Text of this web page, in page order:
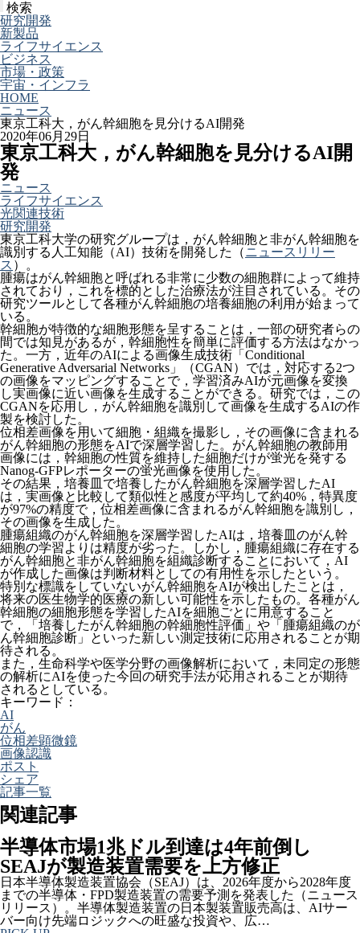
検索
研究開発
新製品
ライフサイエンス
ビジネス
市場・政策
宇宙・インフラ
HOME
ニュース
東京工科大，がん幹細胞を見分けるAI開発
2020年06月29日
東京工科大，がん幹細胞を見分けるAI開
発
ニュース
ライフサイエンス
光関連技術
研究開発
東京工科大学の研究グループは，がん幹細胞と非がん幹細胞を
識別する人工知能（AI）技術を開発した（ニュースリリー
ス ）。
腫瘍はがん幹細胞と呼ばれる非常に少数の細胞群によって維持
されており，これを標的とした治療法が注目されている。その
研究ツールとして各種がん幹細胞の培養細胞の利用が始まって
いる。
幹細胞が特徴的な細胞形態を呈することは，一部の研究者らの
間では知見があるが，幹細胞性を簡単に評価する方法はなかっ
た。一方，近年のAIによる画像生成技術「Conditional
Generative Adversarial Networks」（CGAN）では，対応する2つ
の画像をマッピングすることで，学習済みAIが元画像を変換
し実画像に近い画像を生成することができる。研究では，この
CGANを応用し，がん幹細胞を識別して画像を生成するAIの作
製を検討した。
位相差画像を用いて細胞・組織を撮影し，その画像に含まれる
がん幹細胞の形態をAIで深層学習した。がん幹細胞の教師用
画像には，幹細胞の性質を維持した細胞だけが蛍光を発する
Nanog-GFPレポーターの蛍光画像を使用した。
その結果，培養皿で培養したがん幹細胞を深層学習したAI
は，実画像と比較して類似性と感度が平均して約40%，特異度
が97%の精度で，位相差画像に含まれるがん幹細胞を識別し，
その画像を生成した。
腫瘍組織のがん幹細胞を深層学習したAIは，培養皿のがん幹
細胞の学習よりは精度が劣った。しかし，腫瘍組織に存在する
がん幹細胞と非がん幹細胞を組織診断することにおいて，AI
が作成した画像は判断材料としての有用性を示したという。
特別な標識をしていないがん幹細胞をAIが検出したことは，
将来の医生物学的医療の新しい可能性を示したもの。各種がん
幹細胞の細胞形態を学習したAIを細胞ごとに用意すること
で，「培養したがん幹細胞の幹細胞性評価」や「腫瘍組織のが
ん幹細胞診断」といった新しい測定技術に応用されることが期
待される。
また，生命科学や医学分野の画像解析において，未同定の形態
の解析にAIを使った今回の研究手法が応用されることが期待
されるとしている。
キーワード：
AI
がん
位相差顕微鏡
画像認識
ポスト
シェア
記事一覧
関連記事
半導体市場1兆ドル到達は4年前倒し
SEAJが製造装置需要を上方修正
日本半導体製造装置協会（SEAJ）は、2026年度から2028年度
までの半導体・FPD製造装置の需要予測を発表した（ニュース
リリース）。半導体製造装置の日本製装置販売高は、AIサー
バー向け先端ロジックへの旺盛な投資や、広…